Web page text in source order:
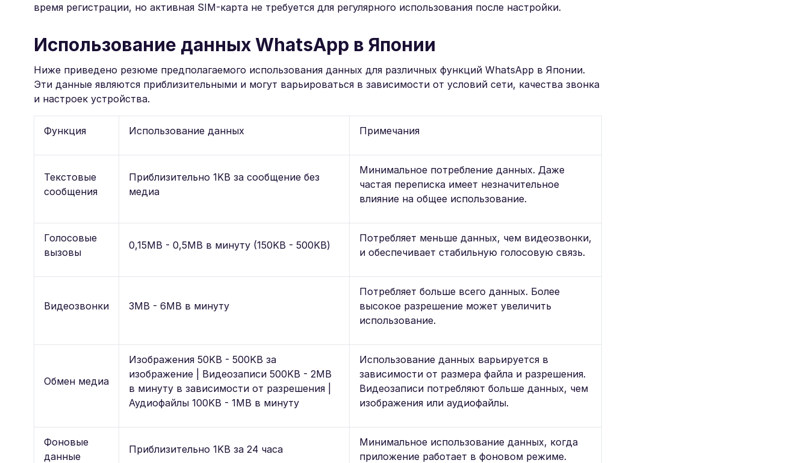
время регистрации, но активная SIM-карта не требуется для регулярного использования после настройки.
Использование данных WhatsApp в Японии
Ниже приведено резюме предполагаемого использования данных для различных функций WhatsApp в Японии.
Эти данные являются приблизительными и могут варьироваться в зависимости от условий сети, качества звонка
и настроек устройства.
Функция Использование данных Примечания
Текстовые
сообщения
Приблизительно 1KB за сообщение без
медиа
Минимальное потребление данных. Даже
частая переписка имеет незначительное
влияние на общее использование.
Голосовые
вызовы
0,15MB - 0,5MB в минуту (150KB - 500KB)
Потребляет меньше данных, чем видеозвонки,
и обеспечивает стабильную голосовую связь.
Видеозвонки 3MB - 6MB в минуту
Потребляет больше всего данных. Более
высокое разрешение может увеличить
использование.
Обмен медиа
Изображения 50KB - 500KB за
изображение | Видеозаписи 500KB - 2MB
в минуту в зависимости от разрешения |
Аудиофайлы 100KB - 1MB в минуту
Использование данных варьируется в
зависимости от размера файла и разрешения.
Видеозаписи потребляют больше данных, чем
изображения или аудиофайлы.
Фоновые
данные
Приблизительно 1KB за 24 часа
Минимальное использование данных, когда
приложение работает в фоновом режиме.